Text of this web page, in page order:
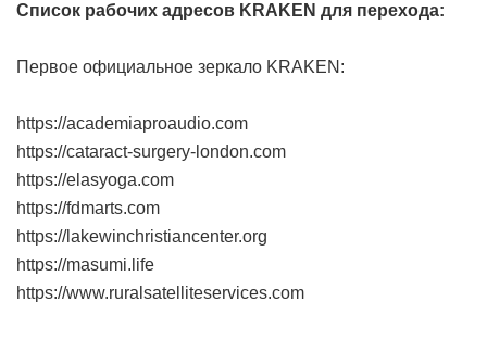
Список рабочих адресов KRAKEN для перехода:
Первое официальное зеркало KRAKEN:
https://academiaproaudio.com
https://cataract-surgery-london.com
https://elasyoga.com
https://fdmarts.com
https://lakewinchristiancenter.org
https://masumi.life
https://www.ruralsatelliteservices.com